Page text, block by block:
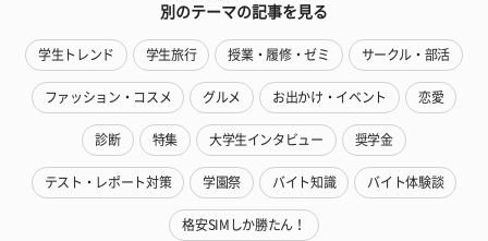
別のテーマの記事を見る
学生トレンド 学生旅行 授業・履修・ゼミ サークル・部活
ファッション・コスメ グルメ お出かけ・イベント 恋愛
診断 特集 大学生インタビュー 奨学金
テスト・レポート対策 学園祭 バイト知識 バイト体験談
格安SIMしか勝たん！